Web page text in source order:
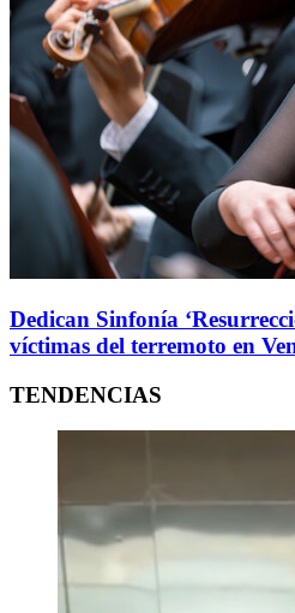
Dedican Sinfonía
víctimas del terremoto en
TENDENCIAS